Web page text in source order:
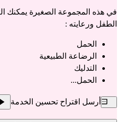
الطفل ورعايته :
الحمل
الرضاعة الطبيعية
التدليك
الحمل...
أرسل اقتراح تحسين الخدمة